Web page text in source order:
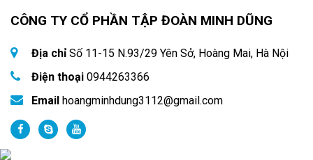
CÔNG TY CỔ PHẦN TẬP ĐOÀN MINH DŨNG
Địa chỉSố 11-15 N.93/29 Yên Sở, Hoàng Mai, Hà Nội
Điện thoại 0944263366
Email hoangminhdung3112@gmail.com